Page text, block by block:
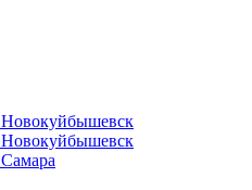
Новокуйбышевск
Новокуйбышевск
Самара